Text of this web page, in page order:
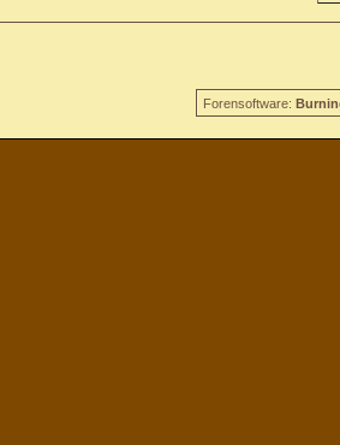
Forensoftware: